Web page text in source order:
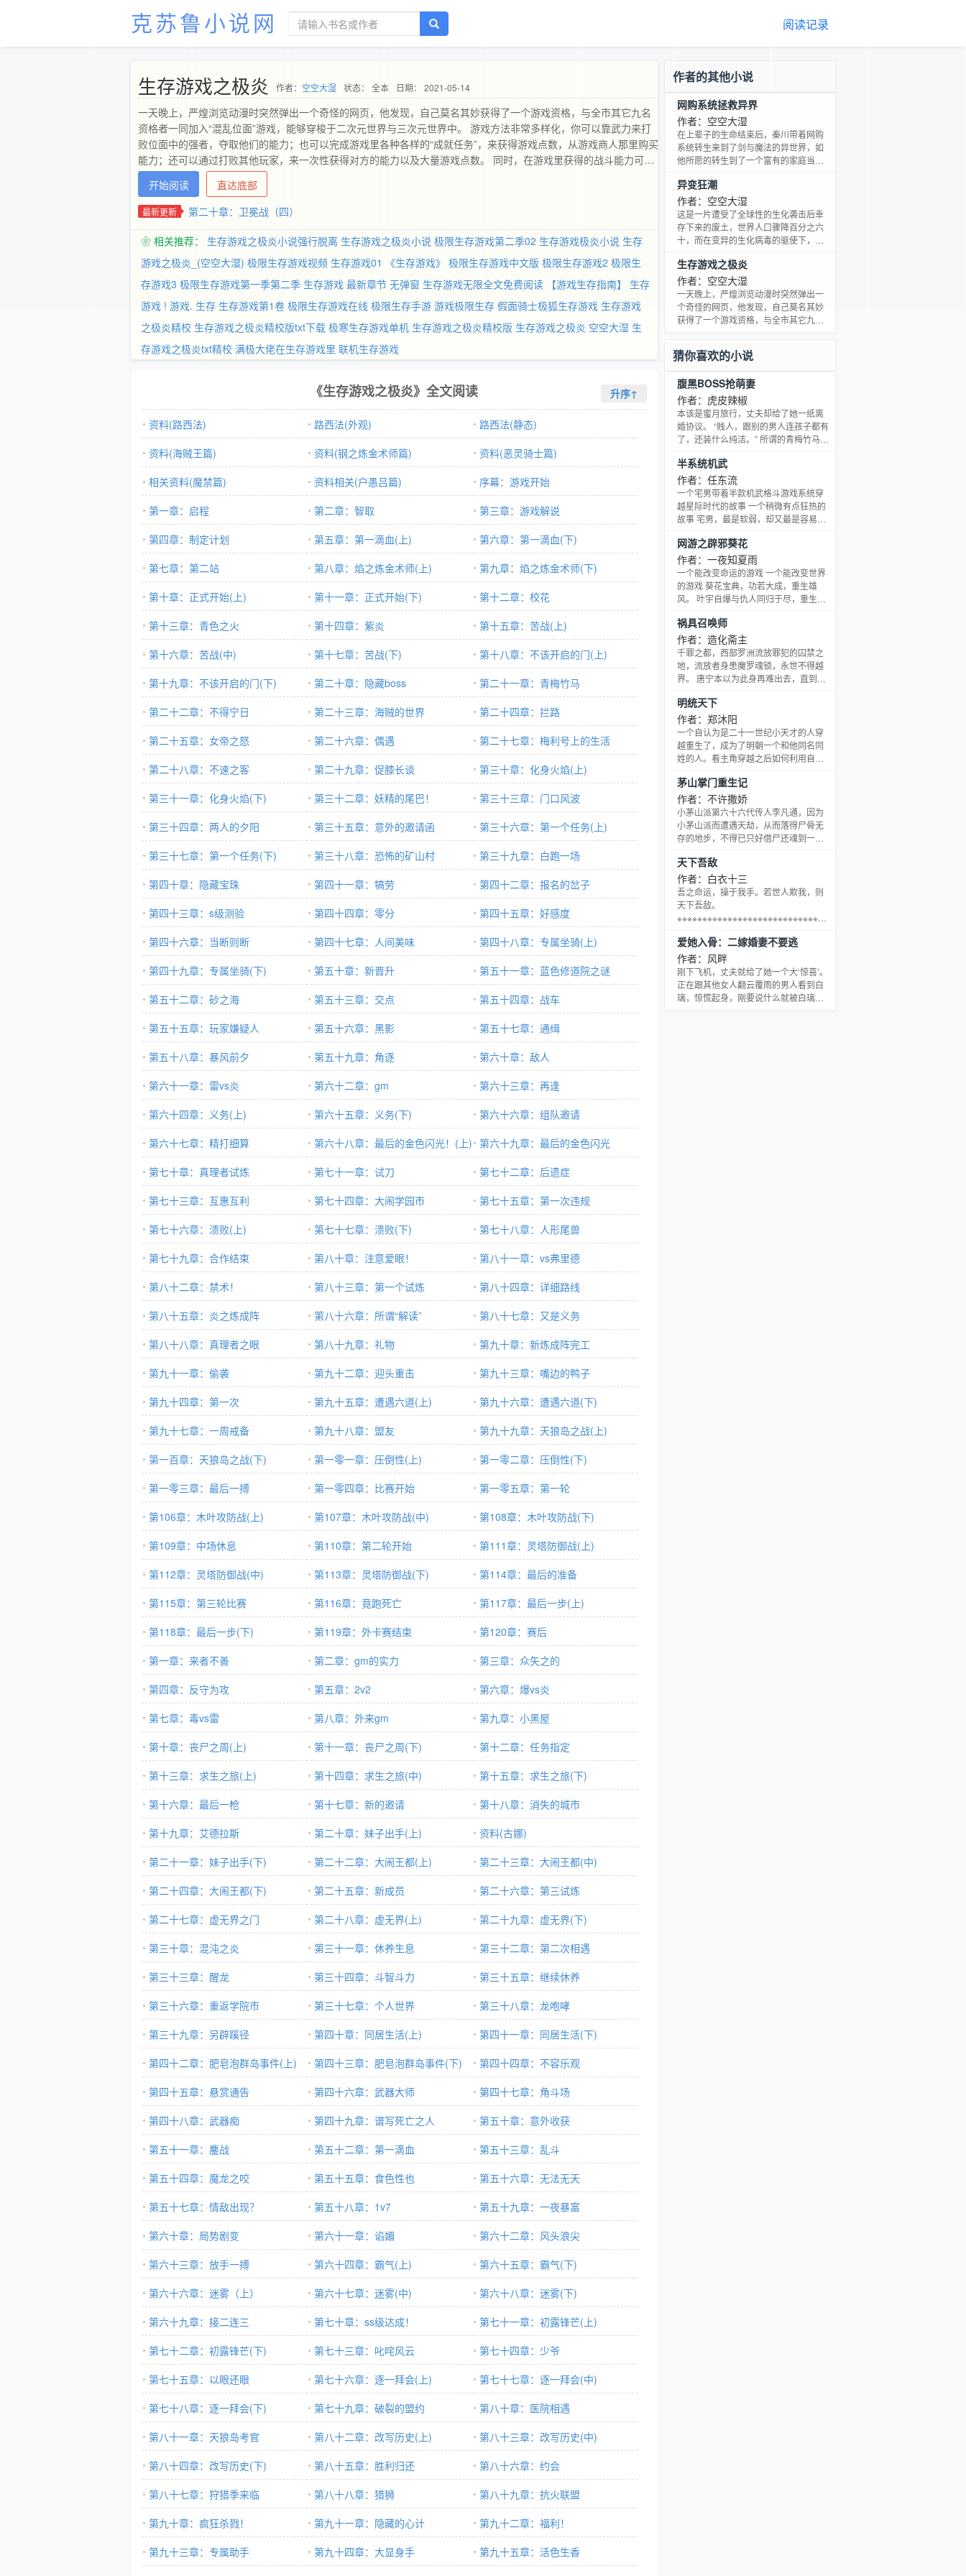
克苏鲁小说网 阅读记录
生存游戏之极炎 作者： 空空大湿 状态： 全本 日期： 2021-05-14
一天晚上，严煌浏览动漫时突然弹出一个奇怪的网页，他发现，自己莫名其妙获得了一个游戏资格，与全市其它九名
资格者一同加入“混乱位面”游戏，能够穿梭于二次元世界与三次元世界中。 游戏方法非常多样化，你可以靠武力来打
败位面中的强者，夺取他们的能力；也可以完成游戏里各种各样的“成就任务”，来获得游戏点数，从游戏商人那里购买
能力；还可以通过打败其他玩家，来一次性获得对方的能力以及大量游戏点数。 同时，在游戏里获得的战斗能力可以
在现实世界中使用。玩家与玩家的战斗如果发生在二次元世界里，则死去的玩家只会丧失游戏资格；而若是发生在现
实世界里，则死去的玩家就会真正死去。 严煌从小痴迷火焰，下决心要成为最强的火焰使用者，打造属于他的“极炎”
…… （游戏新书已开，有兴趣的读者可以去看看，下方推荐好友力作里直达）
开始阅读 直达底部
最新更新 第二十章：卫冕战（四）
❀ 相关推荐： 生存游戏之极炎小说强行脱离 生存游戏之极炎小说 极限生存游戏第二季02 生存游戏极炎小说 生存
游戏之极炎_(空空大湿) 极限生存游戏视频 生存游戏01 《生存游戏》 极限生存游戏中文版 极限生存游戏2 极限生
存游戏3 极限生存游戏第一季第二季 生存游戏 最新章节 无弹窗 生存游戏无限全文免费阅读 【游戏生存指南】
生存
游戏 ! 游戏. 生存 生存游戏第1卷 极限生存游戏在线 极限生存手游 游戏极限生存 假面骑士极狐生存游戏 生存游戏
之极炎精校 生存游戏之极炎精校版txt下载 极寒生存游戏单机 生存游戏之极炎精校版 生存游戏之极炎 空空大湿 生
存游戏之极炎txt精校 满极大佬在生存游戏里 联机生存游戏
《生存游戏之极炎》全文阅读 升序↑
资料(路西法) 路西法(外观)
路西法(静态)
资料(海贼王篇)
资料(钢之炼金术师篇)
资料(恶灵骑士篇)
相关资料(魔禁篇)
资料相关(户愚吕篇)
序幕：游戏开始
第一章：启程
第二章：智取
第三章：游戏解说
第四章：制定计划
第五章：第一滴血(上)
第六章：第一滴血(下)
第七章：第二站
第八章：焰之炼金术师(上)
第九章：焰之炼金术师(下)
第十章：正式开始(上)
第十一章：正式开始(下)
第十二章：校花
第十三章：青色之火
第十四章：紫炎
第十五章：苦战(上)
第十六章：苦战(中)
第十七章：苦战(下)
第十八章：不该开启的门(上)
第十九章：不该开启的门(下)
第二十章：隐藏boss
第二十一章：青梅竹马
第二十二章：不得宁日
第二十三章：海贼的世界
第二十四章：拦路
第二十五章：女帝之怒
第二十六章：偶遇
第二十七章：梅利号上的生活
第二十八章：不速之客
第二十九章：促膝长谈
第三十章：化身火焰(上)
第三十一章：化身火焰(下)
第三十二章：妖精的尾巴！
第三十三章：门口风波
第三十四章：两人的夕阳
第三十五章：意外的邀请函
第三十六章：第一个任务(上)
第三十七章：第一个任务(下)
第三十八章：恐怖的矿山村
第三十九章：白跑一场
第四十章：隐藏宝珠
第四十一章：犒劳
第四十二章：报名的岔子
第四十三章：s级测验
第四十四章：零分
第四十五章：好感度
第四十六章：当断则断
第四十七章：人间美味
第四十八章：专属坐骑(上)
第四十九章：专属坐骑(下)
第五十章：新晋升
第五十一章：蓝色修道院之谜
第五十二章：砂之海
第五十三章：交点
第五十四章：战车
第五十五章：玩家嫌疑人
第五十六章：黑影
第五十七章：通缉
第五十八章：暴风前夕
第五十九章：角逐
第六十章：敌人
第六十一章：雷vs炎
第六十二章：gm
第六十三章：再逢
第六十四章：义务(上)
第六十五章：义务(下)
第六十六章：组队邀请
第六十七章：精打细算
第六十八章：最后的金色闪光！(上) 第六十九章：最后的金色闪光
第七十章：真理者试炼
第七十一章：试刀
第七十二章：后遗症
第七十三章：互惠互利
第七十四章：大闹学园市
第七十五章：第一次违规
第七十六章：溃败(上)
第七十七章：溃败(下)
第七十八章：人形尾兽
第七十九章：合作结束
第八十章：注意爱眼！
第八十一章：vs弗里德
第八十二章：禁术！
第八十三章：第一个试炼
第八十四章：详细路线
第八十五章：炎之炼成阵
第八十六章：所谓“解读”
第八十七章：又是义务
第八十八章：真理者之眼
第八十九章：礼物
第九十章：新炼成阵完工
第九十一章：偷袭
第九十二章：迎头重击
第九十三章：嘴边的鸭子
第九十四章：第一次
第九十五章：遭遇六道(上)
第九十六章：遭遇六道(下)
第九十七章：一周戒备
第九十八章：盟友
第九十九章：天狼岛之战(上)
第一百章：天狼岛之战(下)
第一零一章：压倒性(上)
第一零二章：压倒性(下)
第一零三章：最后一搏
第一零四章：比赛开始
第一零五章：第一轮
第106章：木叶攻防战(上)
第107章：木叶攻防战(中)
第108章：木叶攻防战(下)
第109章：中场休息
第110章：第二轮开始
第111章：灵塔防御战(上)
第112章：灵塔防御战(中)
第113章：灵塔防御战(下)
第114章：最后的准备
第115章：第三轮比赛
第116章：竟跑死亡
第117章：最后一步(上)
第118章：最后一步(下)
第119章：外卡赛结束
第120章：赛后
第一章：来者不善
第二章：gm的实力
第三章：众矢之的
第四章：反守为攻
第五章：2v2
第六章：爆vs炎
第七章：毒vs雷
第八章：外来gm
第九章：小黑屋
第十章：丧尸之周(上)
第十一章：丧尸之周(下)
第十二章：任务指定
第十三章：求生之旅(上)
第十四章：求生之旅(中)
第十五章：求生之旅(下)
第十六章：最后一枪
第十七章：新的邀请
第十八章：消失的城市
第十九章：艾德拉斯
第二十章：妹子出手(上)
资料(古娜)
第二十一章：妹子出手(下)
第二十二章：大闹王都(上)
第二十三章：大闹王都(中)
第二十四章：大闹王都(下)
第二十五章：新成员
第二十六章：第三试炼
第二十七章：虚无界之门
第二十八章：虚无界(上)
第二十九章：虚无界(下)
第三十章：混沌之炎
第三十一章：休养生息
第三十二章：第二次相遇
第三十三章：醒龙
第三十四章：斗智斗力
第三十五章：继续休养
第三十六章：重返学院市
第三十七章：个人世界
第三十八章：龙咆哮
第三十九章：另辟蹊径
第四十章：同居生活(上)
第四十一章：同居生活(下)
第四十二章：肥皂泡群岛事件(上)
第四十三章：肥皂泡群岛事件(下)
第四十四章：不容乐观
第四十五章：悬赏通告
第四十六章：武器大师
第四十七章：角斗场
第四十八章：武器痴
第四十九章：谱写死亡之人
第五十章：意外收获
第五十一章：鏖战
第五十二章：第一滴血
第五十三章：乱斗
第五十四章：魔龙之咬
第五十五章：食色性也
第五十六章：无法无天
第五十七章：情敌出现？
第五十八章：1v7
第五十九章：一夜暴富
第六十章：局势剧变
第六十一章：谄媚
第六十二章：风头浪尖
第六十三章：放手一搏
第六十四章：霸气(上)
第六十五章：霸气(下)
第六十六章：迷雾（上）
第六十七章：迷雾(中)
第六十八章：迷雾(下)
第六十九章：接二连三
第七十章：ss级达成！
第七十一章：初露锋芒(上)
第七十二章：初露锋芒(下)
第七十三章：叱咤风云
第七十四章：少爷
第七十五章：以眼还眼
第七十六章：逐一拜会(上)
第七十七章：逐一拜会(中)
第七十八章：逐一拜会(下)
第七十九章：破裂的盟约
第八十章：医院相遇
第八十一章：天狼岛考官
第八十二章：改写历史(上)
第八十三章：改写历史(中)
第八十四章：改写历史(下)
第八十五章：胜利归还
第八十六章：约会
第八十七章：狩猎季来临
第八十八章：猎狮
第八十九章：抗火联盟
第九十章：疯狂杀戮！
第九十一章：隐藏的心计
第九十二章：福利！
第九十三章：专属助手
第九十四章：大显身手
第九十五章：活色生香
作者的其他小说
网购系统拯救异界
作者：空空大湿
在上辈子的生命结束后，秦川带着网购
系统转生来到了剑与魔法的异世界，如
他所愿的转生到了一个富有的家庭当上
战事引发了魔力失衡，导致本土植物无
法生长，食物链从底端被破坏，整个世
界也即将走向灭亡。为了维持自己的富
二代生活，秦川利用自己的网购系统，
将地球上的物种引入，并利用魔法再现
变革。
异变狂潮
作者：空空大湿
这是一片遭受了全球性的生化袭击后幸
存下来的废土，世界人口骤降百分之六
十，而在变异的生化病毒的驱使下，世
三种新型感染者，在黑夜下与人类共存
着。 秦轩于生化袭击爆发前被丧尸咬
到，然而五年后却在一间实验室中醒
来，发现自己的身体能够融合其它感染
者的病毒却不会被其感染，能够拥有吸
一步步走向完美…… （不虐主
生存游戏之极炎
作者：空空大湿
一天晚上，严煌浏览动漫时突然弹出一
个奇怪的网页，他发现，自己莫名其妙
获得了一个游戏资格，与全市其它九名
方法非常多样化，你可以靠武力来打败
位面中的强者，夺取他们的能力；也可
以完成游戏里各种各样的“成就任务”，来
获得游戏点数，从游戏商人那里购买能
力；还可以通过打败其他玩家，来一次
性获得对方的能力以及大量游戏点数。
同时，在游戏里
猜你喜欢的小说
腹黑BOSS抢萌妻
作者：虎皮辣椒
本该是蜜月旅行，丈夫却给了她一纸离
婚协议。 “贱人，跟别的男人连孩子都有
了，还装什么纯洁。” 所谓的青梅竹马原
男，将她扫地出门。 陪好友相亲，扑在
自己怀里的男孩仰头眨眼喊自己：“妈
妈！” 衣冠楚楚的总裁大人妄口巴舌：
“你是我儿子的母亲，也要负责生我第二
个孩子。” “占晟楠，我跟你没关系！”
匪浅。” 二十五岁这一年，她结婚离婚，
成
半系统机武
作者：任东流
一个宅男带着半款机武格斗游戏系统穿
越星际时代的故事 一个稍微有点狂热的
故事 宅男，最是软弱，却又最是容易暴
保底两更，视推荐，收藏和打赏而不定
时加更爆发 另本书已经签约，且编辑一
再叮嘱本书不可烂尾或者TJ，所以可放
心收藏
网游之辟邪葵花
作者：一夜知夏雨
一个能改变命运的游戏 一个能改变世界
的游戏 葵花宝典，功若大成，重生雄
风。 叶宇自爆与仇人同归于尽，重生回
走前世之路，凭借前世记忆，进入游戏
获取葵花宝典，恢复男儿身，引领武学
巅峰。 新书已上传（末世重生之崛起）
祸具召唤师
作者：造化斋主
千罪之都，西部罗洲流放罪犯的囚禁之
地，流放者身患魔罗魂锁，永世不得越
界。 唐宁本以为此身再难出去，直到他
诅咒宝物的能力。 必定断首的马猴烧
酒，自古幸运E的千棘刺之枪，会掉智商
的神兵太虚，腐蚀灵魂的霜之哀伤……
夺取神格，探究真理，魔王之路，不由
分说！ 有百万字的完本保证，敬请期
明统天下
作者：郑沐阳
一个自认为是二十一世纪小天才的人穿
越重生了，成为了明朝一个和他同名同
姓的人。看主角穿越之后如何利用自身
易，请大家能够收藏一下。感觉还行的
话就再投几张票吧，要是感觉不好看的
话可以弱弱的批评两句。
茅山掌门重生记
作者：不许撒娇
小茅山派第六十六代传人李凡通，因为
小茅山派而遭遇天劫，从而落得尸骨无
存的地步，不得已只好借尸还魂到一个
看他如何逍遥都市。邪魔鬼怪层出不
穷，玄门正道接踵而来。少女怀春，富
家女倾心，该如何选择。生死之间的较
量，天地正道能否维持。且看不一般的
都市修行。
天下吾敌
作者：白衣十三
吾之命运，操于我手。若世人欺我，则
天下吾敌。
※※※※※※※※※※※※※※※※※※※※※※※※※※※※※※※※※※※
海，天下皆吾敌。ps：不太擅长简介，
书自认尚能入目；一张推荐票、一个点
击都是对十三，最大的支持。
爱她入骨：二嫁婚妻不要逃
作者：风畔
刚下飞机，丈夫就给了她一个大‘惊喜’。
正在跟其他女人翻云覆雨的男人看到白
璃，惊慌起身，刚要说什么就被白璃很